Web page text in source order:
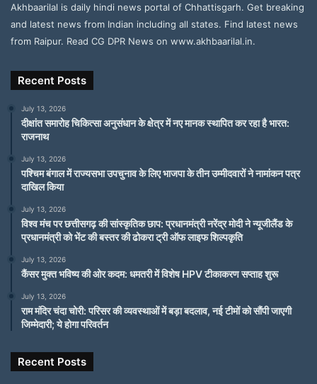
Akhbaarilal is daily hindi news portal of Chhattisgarh. Get breaking
and latest news from Indian including all states. Find latest news
from Raipur. Read CG DPR News on www.akhbaarilal.in.
Recent Posts
July 13, 2026
दीक्षांत समारोह चिकित्सा अनुसंधान के क्षेत्र में नए मानक स्थापित कर रहा है भारत:
राजनाथ
July 13, 2026
पश्चिम बंगाल में राज्यसभा उपचुनाव के लिए भाजपा के तीन उम्मीदवारों ने नामांकन पत्र
दाखिल किया
July 13, 2026
विश्व मंच पर छत्तीसगढ़ की सांस्कृतिक छाप: प्रधानमंत्री नरेंद्र मोदी ने न्यूजीलैंड के
प्रधानमंत्री को भेंट की बस्तर की ढोकरा ट्री ऑफ लाइफ शिल्पकृति
July 13, 2026
कैंसर मुक्त भविष्य की ओर कदम: धमतरी में विशेष HPV टीकाकरण सप्ताह शुरू
July 13, 2026
राम मंदिर चंदा चोरी: परिसर की व्यवस्थाओं में बड़ा बदलाव, नई टीमों को सौंपी जाएगी
जिम्मेदारी; ये होगा परिवर्तन
Recent Posts